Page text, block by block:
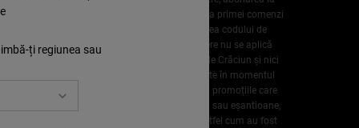
newsletter trebuie efectuată înainte de plasarea primei comenzi
și trebuie să fii abonat cel puțin până la primirea codului de
reducere și plasarea comenzii. Această reducere nu se aplică
Calendarului Advent, produselor din Colecția de Crăciun și nici
nu se cumulează cu alte campanii active pe site în momentul
plasării oricăreia dintre cele 3 comenzi. Pentru promoțiile care
conțin mini produse sau portfard sau tote bag sau eșantioane,
se aplică regulile fiecărei campanii în parte, astfel cum au fost
ți regiunea sau